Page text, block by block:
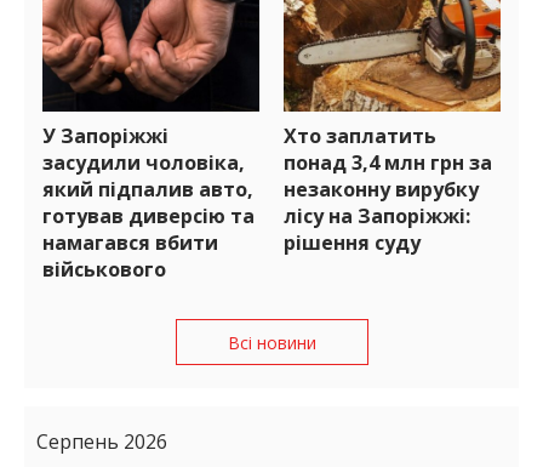
У Запоріжжі
засудили чоловіка,
який підпалив авто,
готував диверсію та
намагався вбити
військового
Хто заплатить
понад 3,4 млн грн за
незаконну вирубку
лісу на Запоріжжі:
рішення суду
Всі новини
Серпень 2026